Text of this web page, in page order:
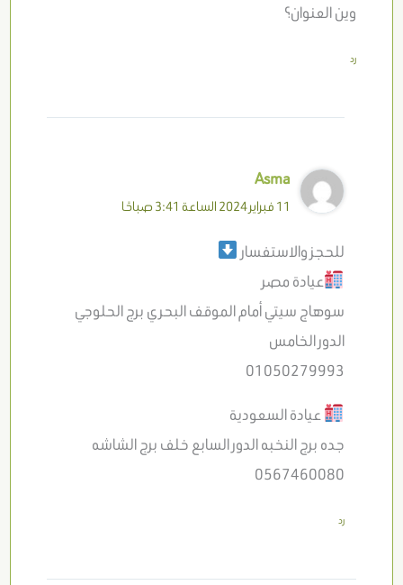
وين العنوان؟
رد
Asma
11 فبراير 2024 الساعة 3:41 صباحًا
للحجز والاستفسار
عيادة مصر
سوهاج سيتي أمام الموقف البحري برج الحلوجي
الدور الخامس
01050279993
عيادة السعودية
جده برج النخبه الدور السابع خلف برج الشاشه
0567460080
رد